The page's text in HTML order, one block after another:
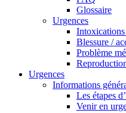
Glossaire
Urgences
Blessure /
Problème
Urgences
Informations
Les étapes
Venir en